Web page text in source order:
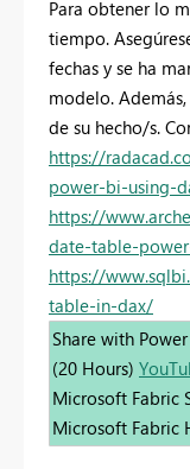
Para obtener lo
tiempo.
fechas y se ha
modelo.
de su hecho/s.
https://
power-bi-using-
https://
date-table-
https://
table-in-dax/
Share with
(20 Hours)
Microsoft Fabric
Microsoft Fabric